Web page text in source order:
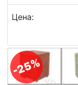
Цена:
-25%